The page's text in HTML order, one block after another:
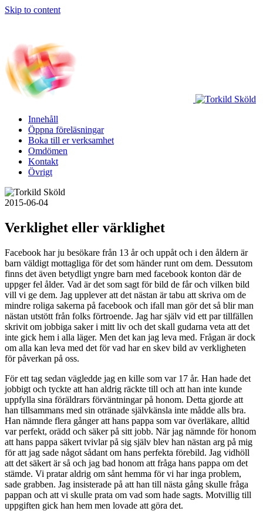
Skip to content
Innehåll
Öppna föreläsningar
Boka till er verksamhet
Omdömen
Kontakt
Övrigt
2015-06-04
Verklighet eller värklighet
Facebook har ju besökare från 13 år och uppåt och i den åldern är
barn väldigt mottagliga för det som händer runt om dem. Dessutom
finns det även betydligt yngre barn med facebook konton där de
uppger fel ålder. Vad är det som sagt för bild de får och vilken bild
vill vi ge dem. Jag upplever att det nästan är tabu att skriva om de
mindre roliga sakerna på facebook och ifall man gör det så blir man
nästan utstött från folks förtroende. Jag har själv vid ett par tillfällen
skrivit om jobbiga saker i mitt liv och det skall gudarna veta att det
inte gick hem i alla läger. Men det kan jag leva med. Frågan är dock
om alla kan leva med det för vad har en skev bild av verkligheten
för påverkan på oss.
För ett tag sedan vägledde jag en kille som var 17 år. Han hade det
jobbigt och tyckte att han aldrig räckte till och att han inte kunde
uppfylla sina föräldrars förväntningar på honom. Detta gjorde att
han tillsammans med sin otränade självkänsla inte mådde alls bra.
Han nämnde flera gånger att hans pappa som var överläkare, alltid
var perfekt, orädd och säker på sitt jobb. När jag nämnde för honom
att hans pappa säkert tvivlar på sig själv blev han nästan arg på mig
för att jag sade något sådant om hans perfekta förebild. Jag vidhöll
att det säkert är så och jag bad honom att fråga hans pappa om det
stämde. Vi pratar aldrig om sånt hemma för vi har inga problem,
sade grabben. Jag insisterade på att han till nästa gång skulle fråga
pappan och att vi skulle prata om vad som hade sagts. Motvillig till
uppgiften gick han hem men lovade att göra det.